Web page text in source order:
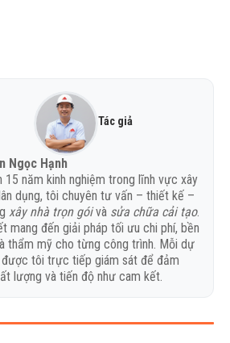
Tác giả
Ngọc Hạnh
15 năm kinh nghiệm trong lĩnh vực xây
dụng, tôi chuyên tư vấn – thiết kế –
xây nhà trọn góivà sửa chữa cải tạo.
mang đến giải pháp tối ưu chi phí, bền
thẩm mỹ cho từng công trình. Mỗi dự
được tôi trực tiếp giám sát để đảm
lượng và tiến độ như cam kết.